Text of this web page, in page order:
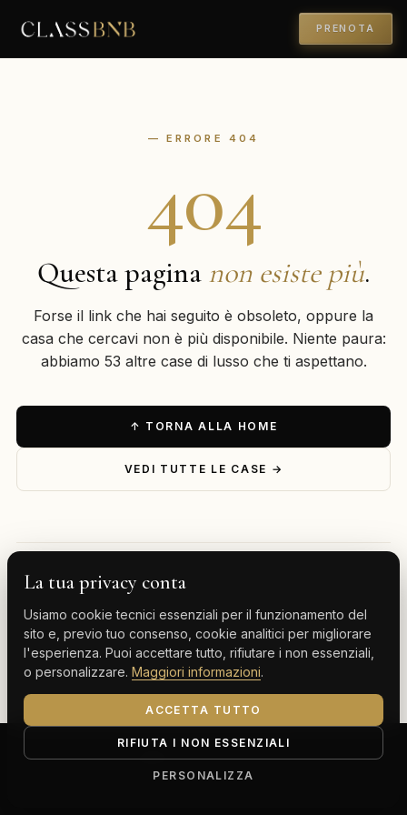
PRENOTA
— ERRORE 404
404
Questa pagina non esiste più.
Forse il link che hai seguito è obsoleto, oppure la
casa che cercavi non è più disponibile. Niente paura:
abbiamo 53 altre case di lusso che ti aspettano.
↑ TORNA ALLA HOME
VEDI TUTTE LE CASE →
— ESPLORA PER DESTINAZIONE
Milano Cervinia Tenerife Gran Canaria
Monte Carlo
Corso Buenos Aires 64, 20124 Milano (MI)
La tua privacy conta
Usiamo cookie tecnici essenziali per il funzionamento del
sito e, previo tuo consenso, cookie analitici per migliorare
l'esperienza. Puoi accettare tutto, rifiutare i non essenziali,
o personalizzare. Maggiori informazioni.
ACCETTA TUTTO
RIFIUTA I NON ESSENZIALI
PERSONALIZZA